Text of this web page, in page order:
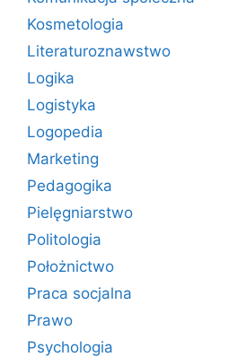
Kosmetologia
Literaturoznawstwo
Logika
Logistyka
Logopedia
Marketing
Pedagogika
Pielęgniarstwo
Politologia
Położnictwo
Praca socjalna
Prawo
Psychologia